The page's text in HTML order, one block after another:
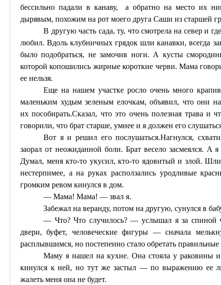
бессильно падали в канаву, а обратно на место их
дырявым, похожим на рот моего друга Саши из старшей
В другую часть сада, ту, что смотрела на север и
любил. Вдоль клубничных грядок шли канавки, всегда
было подобраться, не замочив ноги. А кусты
которой копошились жирные короткие черви. Мама
ее нельзя.
Еще на нашем участке рослоочень много
маленьким худым зеленым елочкам, объявил, что они
ихпособирать.Сказал, что это очень полезная трава и
говорили, что брат старше, умнее и я должен его
Вот я и решил егопослушаться.Нагнулся,
заорал от неожиданной боли. Брат весело засмеялся. А
Думал, меня кто-то укусил, кто-то ядовитый и злой.
нестерпимее, а на руках расползались уродливые
громким ревом кинулся в дом.
— Мама! Мама! — звал я.
Забежал на веранду, потомна другую, сунулся в
— Что? Что случилось? — услышал я за спиной
двери, буфет, человеческие фигуры — сначала
расплывшимся, но постепенно стало обретать правильные
Маму я нашел на кухне. Она стояла у раковины
кинулся к ней, но тутже застыл — по выражению ее
жалеть меня она не будет.